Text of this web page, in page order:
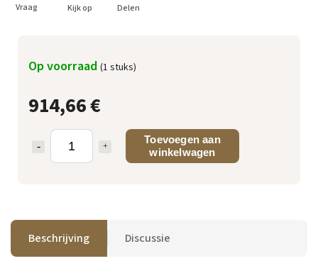
914,66 €
Toevoegen aan
winkelwagen
Op voorraad (1 stuks)
Vraag Kijk op Delen
Beschrijving Discussie